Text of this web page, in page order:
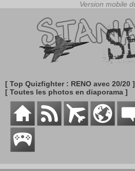
[ Top Quizfighter : RENO avec 20/20 ]
[ Toutes les photos en diaporama ]